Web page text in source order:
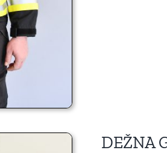
DEŽNA